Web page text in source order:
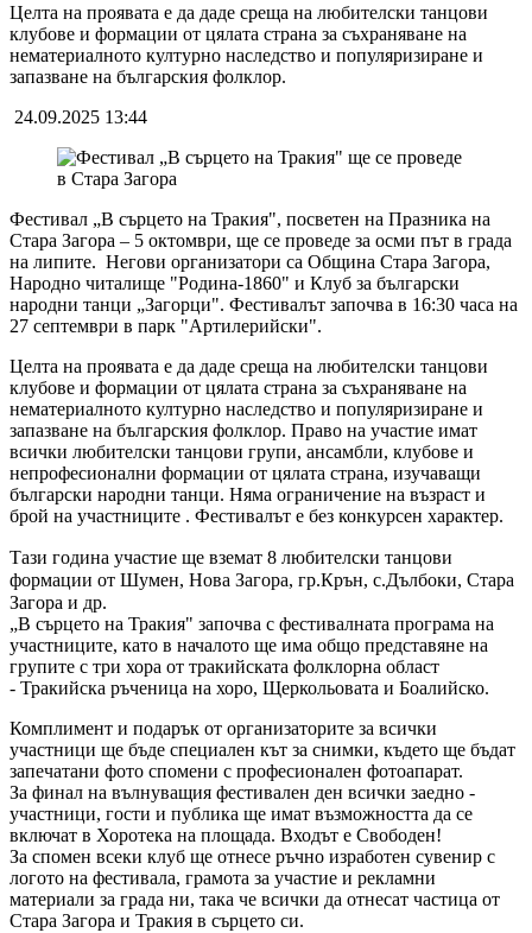
Целта на проявата e да даде среща на любителски танцови
клубове и формации от цялата страна за съхраняване на
нематериалното културно наследство и популяризиране и
запазване на българския фолклор.
24.09.2025 13:44
Фестивал „В сърцето на Тракия", посветен на Празника на
Стара Загора – 5 октомври, ще се проведе за осми път в града
на липите. Негови организатори са Община Стара Загора,
Народно читалище "Родина-1860" и Клуб за български
народни танци „Загорци". Фестивалът започва в 16:30 часа на
27 септември в парк "Артилерийски".
Целта на проявата e да даде среща на любителски танцови
клубове и формации от цялата страна за съхраняване на
нематериалното културно наследство и популяризиране и
запазване на българския фолклор. Право на участие имат
всички любителски танцови групи, ансамбли, клубове и
непрофесионални формации от цялата страна, изучаващи
български народни танци. Няма ограничение на възраст и
брой на участниците . Фестивалът е без конкурсен характер.
Тази година участие ще вземат 8 любителски танцови
формации от Шумен, Нова Загора, гр.Крън, с.Дълбоки, Стара
Загора и др.
„В сърцето на Тракия" започва с фестивалната програма на
участниците, като в началото ще има общо представяне на
групите с три хора от тракийската фолклорна област
- Тракийска ръченица на хоро, Щеркольовата и Боалийско.
Комплимент и подарък от организаторите за всички
участници ще бъде специален кът за снимки, където ще бъдат
запечатани фото спомени с професионален фотоапарат.
За финал на вълнуващия фестивален ден всички заедно -
участници, гости и публика ще имат възможността да се
включат в Хоротека на площада. Входът е Свободен!
За спомен всеки клуб ще отнесе ръчно изработен сувенир с
логото на фестивала, грамота за участие и рекламни
материали за града ни, така че всички да отнесат частица от
Стара Загора и Тракия в сърцето си.